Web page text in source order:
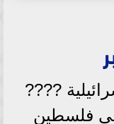
????
في فلسطين